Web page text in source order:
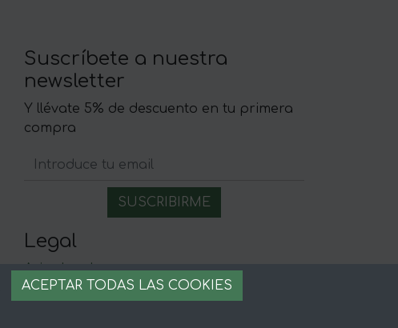
Suscríbete a nuestra
newsletter
Y llévate 5% de descuento en tu primera
compra
Legal
Aviso legal
Términos y condiciones
ACEPTAR TODAS LAS COOKIES